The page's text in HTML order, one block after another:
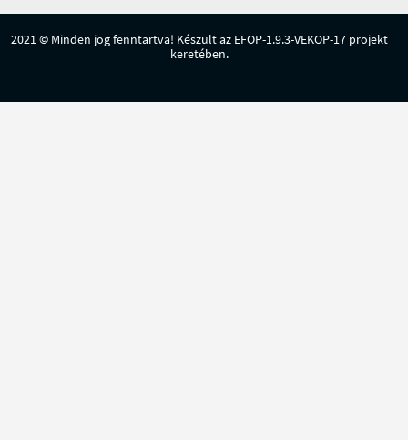
2021 © Minden jog fenntartva! Készült az EFOP-1.9.3-VEKOP-17 projekt
keretében.